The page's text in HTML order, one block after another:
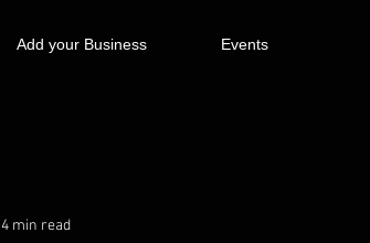
Add your Business Events
4 min read